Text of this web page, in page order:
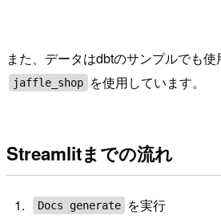
また、データはdbtのサンプルでも使
jaffle_shop を使用しています。
Streamlitまでの流れ
Docs generate
を実行